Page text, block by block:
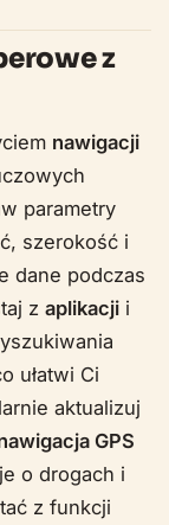
z
nawigacji
parametry
szerokość i
dane podczas
z aplikacji i
ułatwi Ci
aktualizuj
GPS
o drogach i
z funkcji